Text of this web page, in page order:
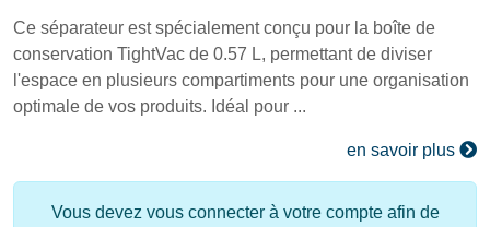
Ce séparateur est spécialement conçu pour la boîte de
conservation TightVac de 0.57 L, permettant de diviser
l'espace en plusieurs compartiments pour une organisation
optimale de vos produits. Idéal pour ...
en savoir plus
Vous devez vous connecter à votre compte afin de